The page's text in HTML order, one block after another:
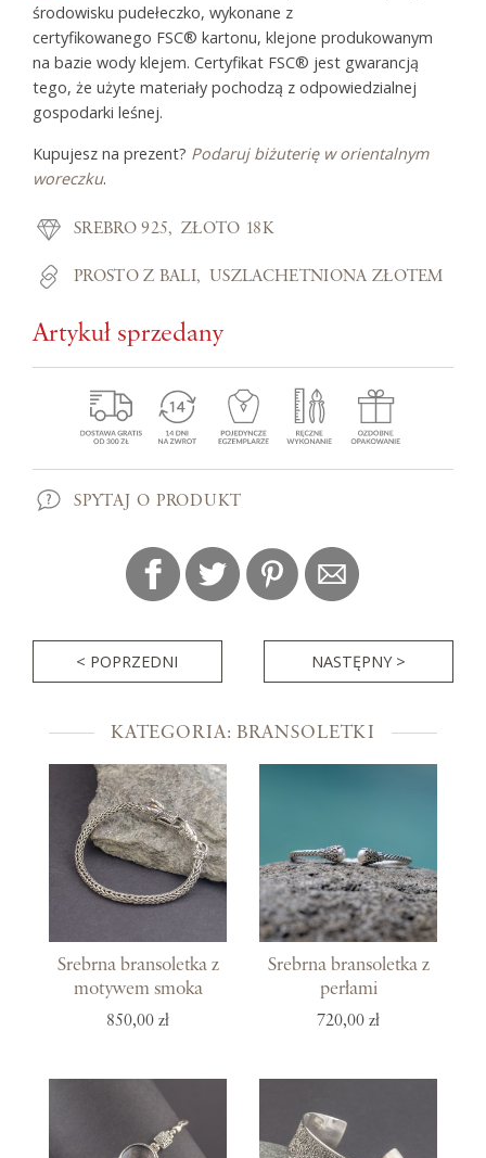
środowisku pudełeczko, wykonane z
certyfikowanego FSC® kartonu, klejone produkowanym
na bazie wody klejem. Certyfikat FSC® jest gwarancją
tego, że użyte materiały pochodzą z odpowiedzialnej
gospodarki leśnej.
Kupujesz na prezent? Podaruj biżuterię w orientalnym
woreczku.
SREBRO 925 ZŁOTO 18K
PROSTO Z BALI USZLACHETNIONA ZŁOTEM
Artykuł sprzedany
SPYTAJ O PRODUKT
< POPRZEDNI NASTĘPNY >
KATEGORIA: BRANSOLETKI
Srebrna bransoletka z
motywem smoka
850,00 zł
Srebrna bransoletka z
perłami
720,00 zł